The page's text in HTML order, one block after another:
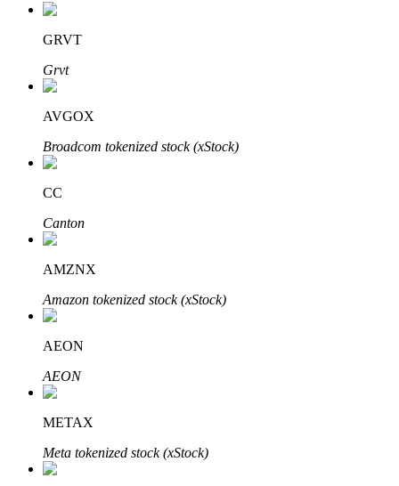
Investimento Automático
Obtenha lucro a longo prazo e interesses flexíveis
Aprenda a apostar
Aprenda como ganhar renda passiva
Bitrue
GRVT
Grvt
AVGOX
Broadcom tokenized stock (xStock)
CC
Canton
AMZNX
Amazon tokenized stock (xStock)
AEON
AEON
METAX
Meta tokenized stock (xStock)